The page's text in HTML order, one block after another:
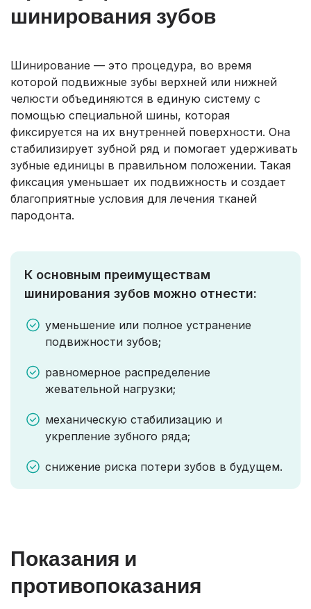
шинирования зубов
Шинирование — это процедура, во время
которой подвижные зубы верхней или нижней
челюсти объединяются в единую систему с
помощью специальной шины, которая
фиксируется на их внутренней поверхности. Она
стабилизирует зубной ряд и помогает удерживать
зубные единицы в правильном положении. Такая
фиксация уменьшает их подвижность и создает
благоприятные условия для лечения тканей
пародонта.
К основным преимуществам
шинирования зубов можно отнести:
уменьшение или полное устранение
подвижности зубов;
равномерное распределение
жевательной нагрузки;
механическую стабилизацию и
укрепление зубного ряда;
снижение риска потери зубов в будущем.
Показания и
противопоказания